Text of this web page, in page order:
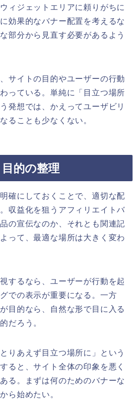
ィジェットエリアに頼りがちに
効果的なバナー配置を考えるな
部分から見直す必要があるよう
サイトの目的やユーザーの行動
っている。単純に「目立つ場所
発想では、かえってユーザビリ
ることも少なくない。
的の整理
確にしておくことで、適切な配
収益化を狙うアフィリエイトバ
の宣伝なのか、それとも関連記
って、最適な場所は大きく変わ
するなら、ユーザーが行動を起
での表示が重要になる。一方
目的なら、自然な形で目に入る
だろう。
りあえず目立つ場所に」という
ると、サイト全体の印象を悪く
る。まずは何のためのバナーな
ら始めたい。